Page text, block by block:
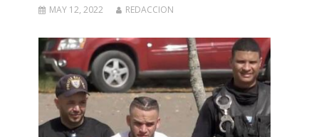
MAY 12, 2022 REDACCION